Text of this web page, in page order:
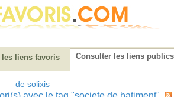
les liens favoris Consulter les liens publics
de solixis